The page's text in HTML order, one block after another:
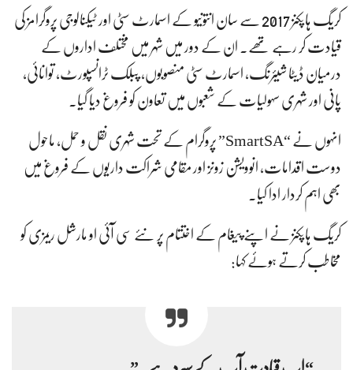
کریگ ہاپکنز 2017 سے سان انتونیو کے اسمارٹ سٹی اور ٹیکنالوجی پروگرامز کی
قیادت کر رہے تھے۔ ان کے دور میں شہر میں مختلف اداروں کے
درمیان ڈیٹا شیئرنگ، اسمارٹ سٹی منصوبوں، پبلک ٹرانسپورٹ، توانائی،
پانی اور شہری سہولیات کے شعبوں میں تعاون کو فروغ دیا گیا۔
انہوں نے “SmartSA” پروگرام کے تحت شہری نقل و حمل، ماحول
دوست اقدامات، انوویشن زونز اور مقامی شراکت داریوں کے فروغ میں
بھی اہم کردار ادا کیا۔
کریگ ہاپکنز نے اپنے پیغام کے اختتام پر نئے سی آئی او مارشل ریمزی کو
مخاطب کرتے ہوئے کہا:
“اب قیادت آپ کے سپرد ہے۔”